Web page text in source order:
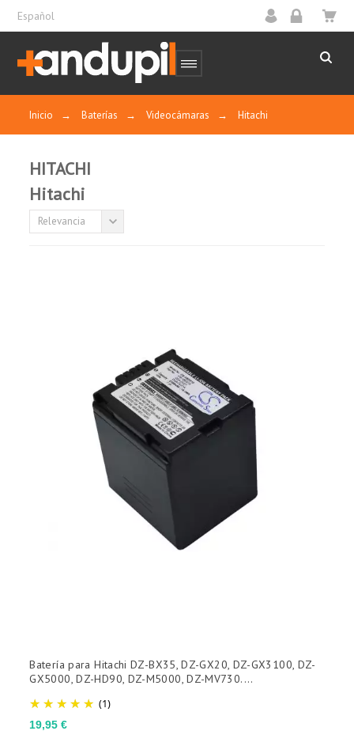
Español
Inicio → Baterías → Videocámaras → Hitachi
HITACHI
Hitachi
Relevancia
(1)
Precio
19,95 €
Batería para Hitachi DZ-BX35, DZ-GX20, DZ-GX3100, DZ-
GX5000, DZ-HD90, DZ-M5000, DZ-MV730....